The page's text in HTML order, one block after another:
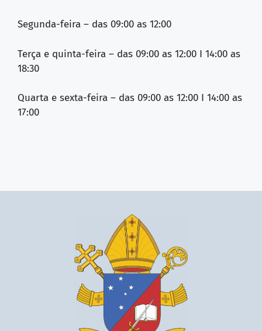
Segunda-feira – das 09:00 as 12:00
Terça e quinta-feira – das 09:00 as 12:00 I 14:00 as
18:30
Quarta e sexta-feira – das 09:00 as 12:00 I 14:00 as
17:00